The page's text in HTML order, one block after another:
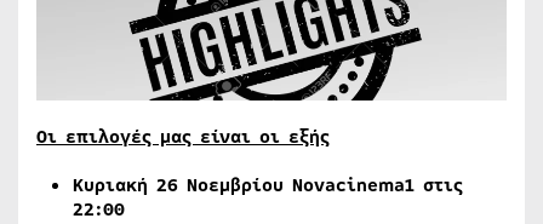
Οι επιλογές μας είναι οι εξής
Κυριακή 26 Νοεμβρίου Novacinema1 στις
22:00